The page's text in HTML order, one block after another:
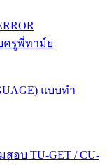
ครูพี่ทาม์ย
แบบทำ
สอบ TU-GET / CU-